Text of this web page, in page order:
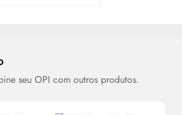
seu OPI com outros produtos.